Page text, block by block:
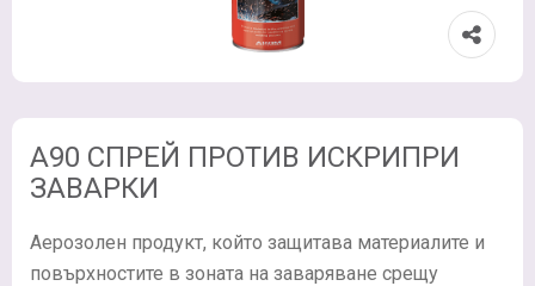
A90 СПРЕЙ ПРОТИВ ИСКРИПРИ
ЗАВАРКИ
Аерозолен продукт, който защитава материалите и
повърхностите в зоната на заваряване срещу